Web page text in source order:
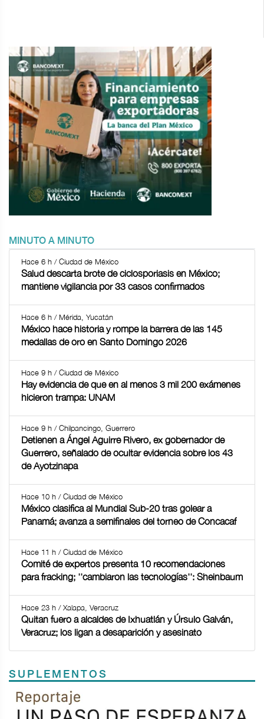
MINUTO A MINUTO
Hace 6 h / Ciudad de México
Salud descarta brote de ciclosporiasis en México;
mantiene vigilancia por 33 casos confirmados
Hace 6 h / Mérida, Yucatán
México hace historia y rompe la barrera de las 145
medallas de oro en Santo Domingo 2026
Hace 9 h / Ciudad de México
Hay evidencia de que en al menos 3 mil 200 exámenes
hicieron trampa: UNAM
Hace 9 h / Chilpancingo, Guerrero
Detienen a Ángel Aguirre Rivero, ex gobernador de
Guerrero, señalado de ocultar evidencia sobre los 43
de Ayotzinapa
Hace 10 h / Ciudad de México
México clasifica al Mundial Sub-20 tras golear a
Panamá; avanza a semifinales del torneo de Concacaf
Hace 11 h / Ciudad de México
Comité de expertos presenta 10 recomendaciones
para fracking; ''cambiaron las tecnologías'': Sheinbaum
Hace 23 h / Xalapa, Veracruz
Quitan fuero a alcaldes de Ixhuatlán y Úrsulo Galván,
Veracruz; los ligan a desaparición y asesinato
SUPLEMENTOS